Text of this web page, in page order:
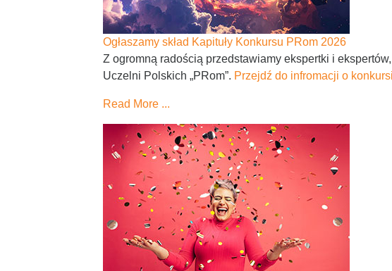
Ogłaszamy skład Kapituły Konkursu PRom 2026
Z ogromną radością przedstawiamy ekspertki i
Uczelni Polskich „PRom”. Przejdź do infromacji o
Read More ...